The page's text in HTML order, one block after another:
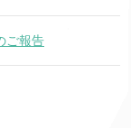
ご報告